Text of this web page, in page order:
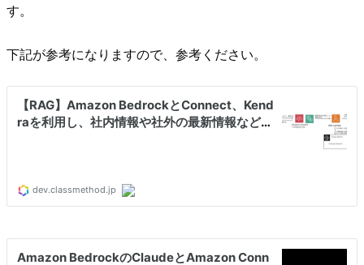
す。
下記が参考になりますので、参考ください。